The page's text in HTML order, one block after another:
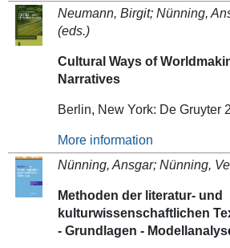
Neumann, Birgit; Nünning,
(eds.)
Cultural Ways of
Narratives
Berlin, New York: De Gruyter
More information
Nünning, Ansgar; Nünning,
Methoden der literatur- und
kulturwissenschaftlichen
- Grundlagen -